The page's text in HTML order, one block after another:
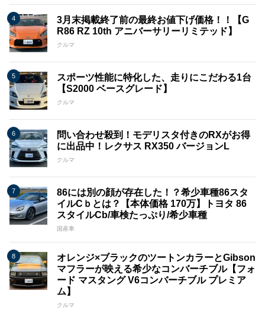
3月末掲載終了前の最終お値下げ価格！！【G
R86 RZ 10th アニバーサリーリミテッド】
クルマ
スポーツ性能に特化した、走りにこだわる1台
【S2000 ベースグレード】
クルマ
問い合わせ殺到！モデリスタ付きのRXがお得
に出品中！レクサス RX350 バージョンL
クルマ
86には別の顔が存在した！？希少車種86スタ
イルCｂとは？【本体価格 170万】トヨタ 86
スタイルCb/車検たっぷり/希少車種
国産車
オレンジ×ブラックのツートンカラーとGibson
マフラーが映える希少なコンバーチブル【フォ
ード マスタング V6コンバーチブル プレミア
ム】
クルマ